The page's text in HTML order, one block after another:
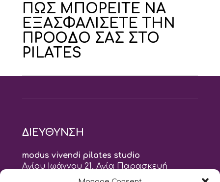
ΠΩΣ ΜΠΟΡΕΙΤΕ ΝΑ
ΕΞΑΣΦΑΛΙΣΕΤΕ ΤΗΝ
ΠΡΟΟΔΟ ΣΑΣ ΣΤΟ
PILATES
ΔΙΕΥΘΥΝΣΗ
modus vivendi pilates studio
Αγίου Ιωάννου 21, Αγία Παρασκευή
τηλ: 210 6082152